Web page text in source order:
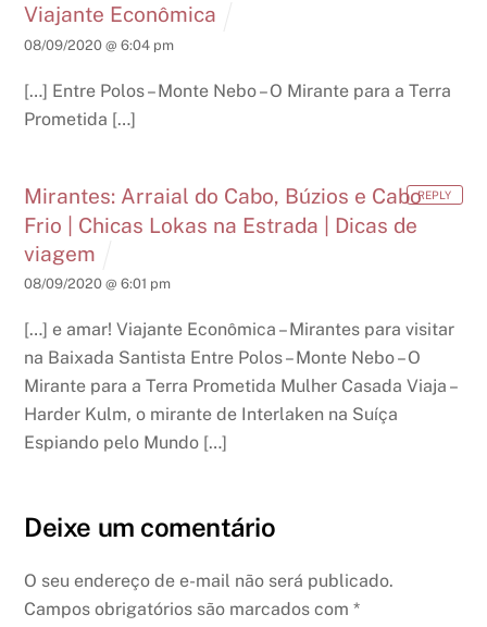
Viajante Econômica
08/09/2020 @ 6:04 pm
[…] Entre Polos – Monte Nebo – O Mirante para a Terra
Prometida […]
Mirantes: Arraial do Cabo, Búzios e Cabo
Frio | Chicas Lokas na Estrada | Dicas de
viagem
08/09/2020 @ 6:01 pm
[…] e amar! Viajante Econômica – Mirantes para visitar
na Baixada Santista Entre Polos – Monte Nebo – O
Mirante para a Terra Prometida Mulher Casada Viaja –
Harder Kulm, o mirante de Interlaken na Suíça
Espiando pelo Mundo […]
REPLY
Deixe um comentário
O seu endereço de e-mail não será publicado.
Campos obrigatórios são marcados com*